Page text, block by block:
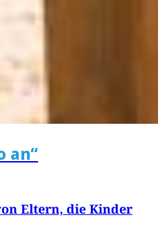
an“
Eltern, die Kinder